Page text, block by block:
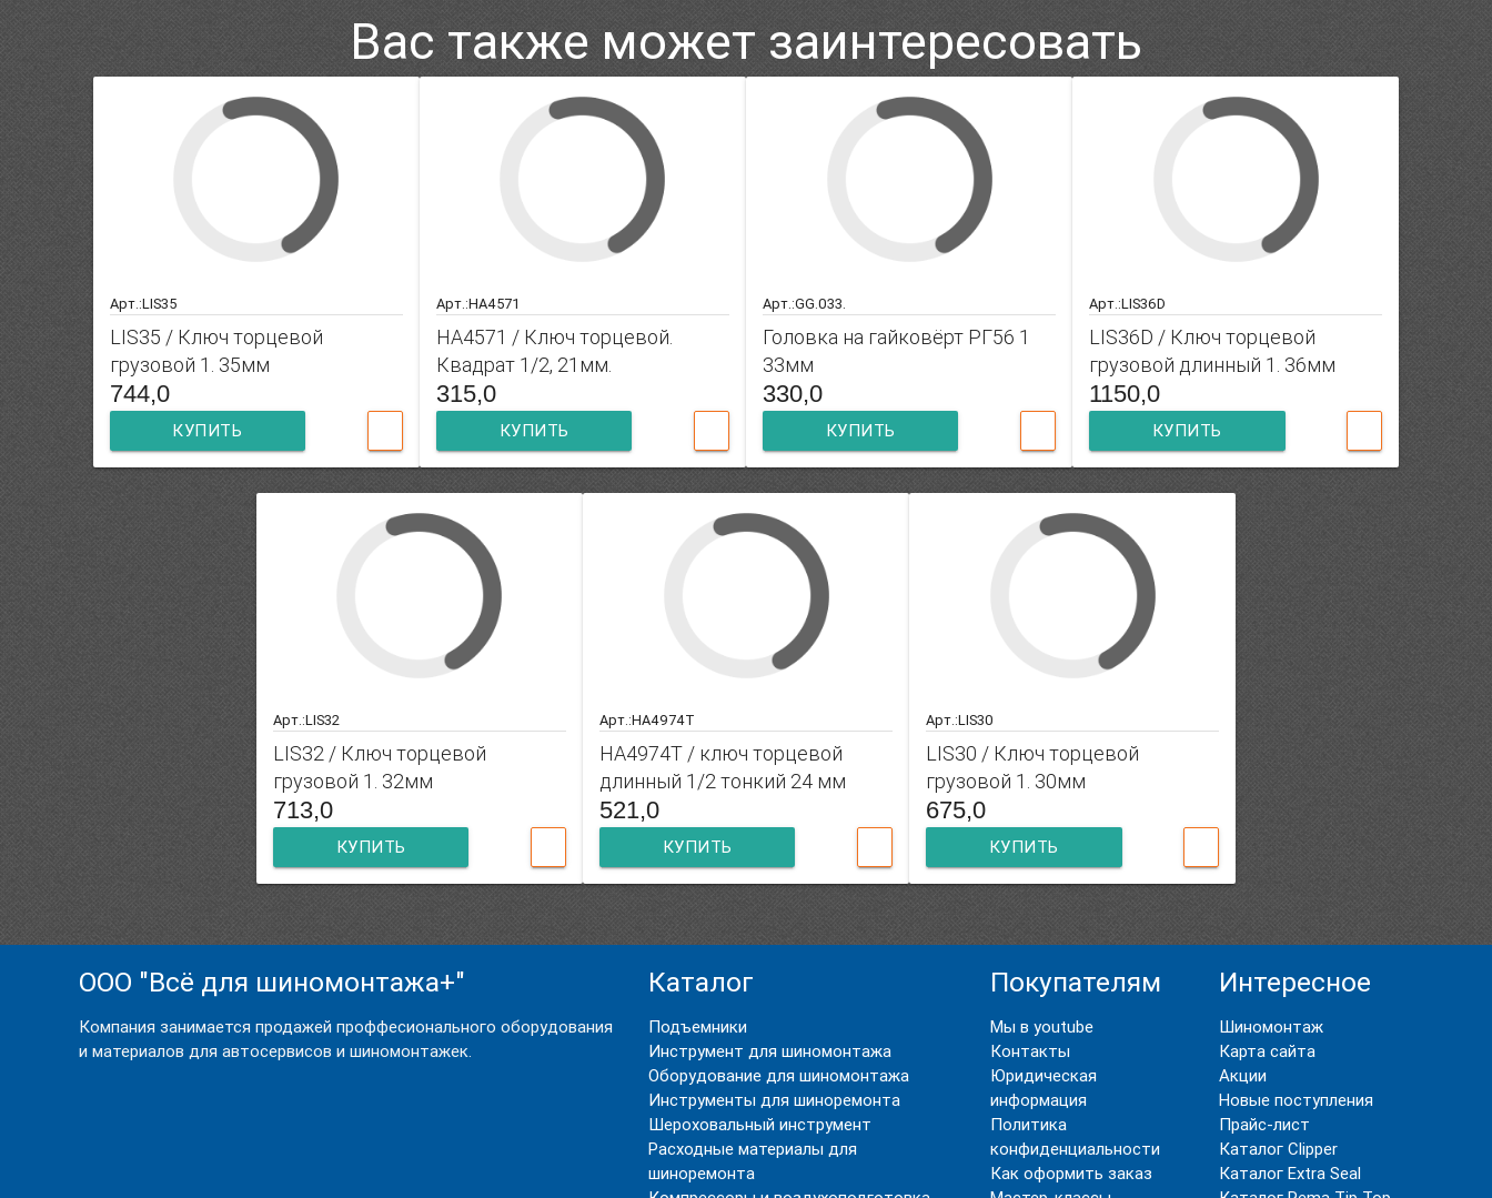
Вас также может заинтересовать
Арт.:LIS35
LIS35 / Ключ торцевой
грузовой 1. 35мм
744,0
КУПИТЬ
Арт.:HA4571
HA4571 / Ключ торцевой.
Квадрат 1/2, 21мм.
315,0
КУПИТЬ
Арт.:GG.033.
Головка на гайковёрт РГ56 1
33мм
330,0
КУПИТЬ
Арт.:LIS36D
LIS36D / Ключ торцевой
грузовой длинный 1. 36мм
1150,0
КУПИТЬ
Арт.:LIS32
LIS32 / Ключ торцевой
грузовой 1. 32мм
713,0
КУПИТЬ
Арт.:HA4974T
HA4974T / ключ торцевой
длинный 1/2 тонкий 24 мм
521,0
КУПИТЬ
Арт.:LIS30
LIS30 / Ключ торцевой
грузовой 1. 30мм
675,0
КУПИТЬ
ООО "Всё для шиномонтажа+"
Компания занимается продажей проффесионального оборудования
и материалов для автосервисов и шиномонтажек.
Каталог
Подъемники
Инструмент для шиномонтажа
Оборудование для шиномонтажа
Инструменты для шиноремонта
Шероховальный инструмент
Расходные материалы для
шиноремонта
Покупателям
Мы в youtube
Контакты
Юридическая
информация
Политика
конфиденциальности
Как оформить заказ
Интересное
Шиномонтаж
Карта сайта
Акции
Новые поступления
Прайс-лист
Каталог Clipper
Каталог Extra Seal